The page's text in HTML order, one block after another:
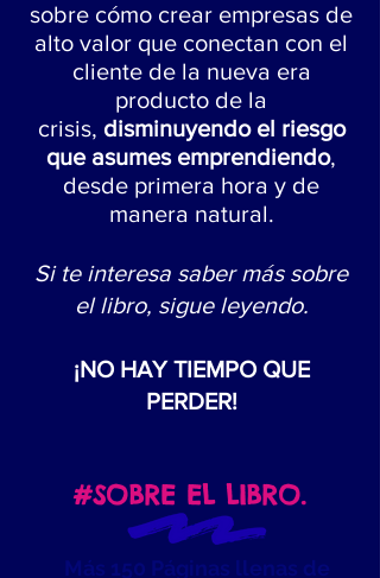
sobre cómo crear empresas de
alto valor que conectan con el
cliente de la nueva era
producto de la
crisis, disminuyendo el riesgo
que asumes emprendiendo,
desde primera hora y de
manera natural.
Si te interesa saber más sobre
el libro, sigue leyendo.
¡NO HAY TIEMPO QUE
PERDER!
#SOBRE EL LIBRO.
Más 150 Páginas llenas de